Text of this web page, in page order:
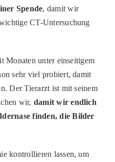
Spende, damit wir
CT-Untersuchung
Monaten unter einseitigem
sehr viel probiert, damit
Der Tierarzt ist mit seinem
wir, damit wir endlich
finden, die Bilder
kontrollieren lassen, um